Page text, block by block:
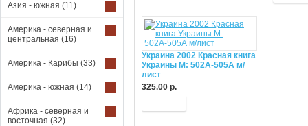
Азия - южная (11)
Америка - северная и
центральная (16)
Америка - Карибы (33)
Америка - южная (14)
Африка - северная и
восточная (32)
Украина 2002 Красная книга
Украины М: 502А-505А м/
лист
325.00 р.